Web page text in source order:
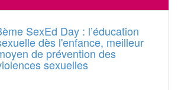
SexEd Day : l’éducation
dès l'enfance, meilleur
de prévention des
sexuelles